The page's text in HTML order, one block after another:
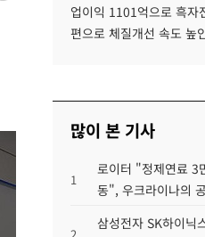
업이익 1101억으로 흑자
편으로 체질개선 속도 높
많이 본 기사
1
로이터 "정제연료 3
동", 우크라이나의
삼성전자 SK하이닉